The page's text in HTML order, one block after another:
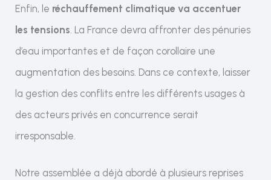
Enfin, le réchauffement climatique va accentuer
les tensions . La France devra affronter des pénuries
d’eau importantes et de façon corollaire une
augmentation des besoins. Dans ce contexte, laisser
la gestion des conflits entre les différents usages à
des acteurs privés en concurrence serait
irresponsable.
Notre assemblée a déjà abordé à plusieurs reprises